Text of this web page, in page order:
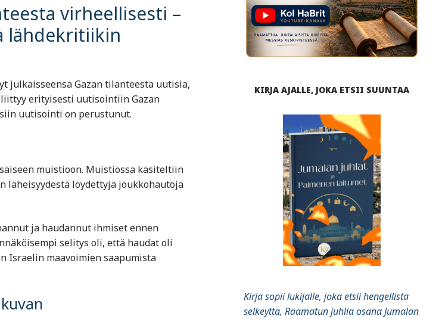
virheellisesti –
lähdekritiikin
julkaisseensa Gazan tilanteesta uutisia,
erityisesti uutisointiin Gazan
uutisointi on perustunut.
muistioon. Muistiossa käsiteltiin
läheisyydestä löydettyjä joukkohautoja
ja haudannut ihmiset ennen
selitys oli, että haudat oli
Israelin maavoimien saapumista
KIRJA AJALLE, JOKA ETSII SUUNTAA
Kirja sopii lukijalle, joka etsii hengellistä
selkeyttä, Raamatun juhlia osana Jumalan